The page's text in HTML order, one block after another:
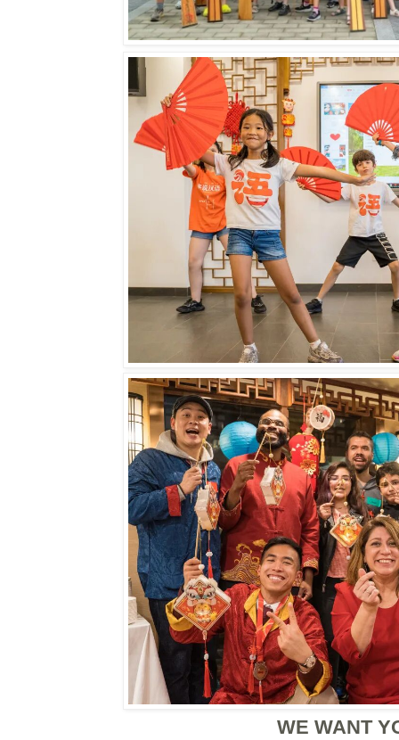
WE WANT